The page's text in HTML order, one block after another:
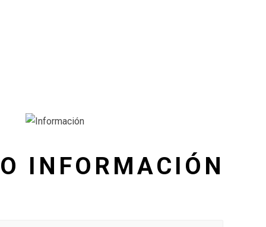
INFORMACIÓN